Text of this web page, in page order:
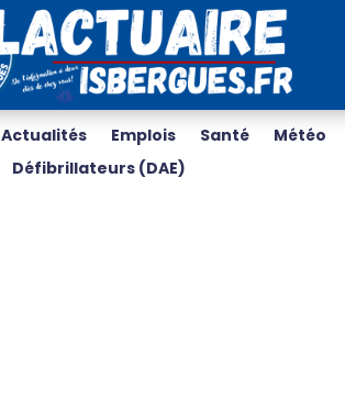
Actualités Emplois Santé
Météo
Défibrillateurs (DAE)